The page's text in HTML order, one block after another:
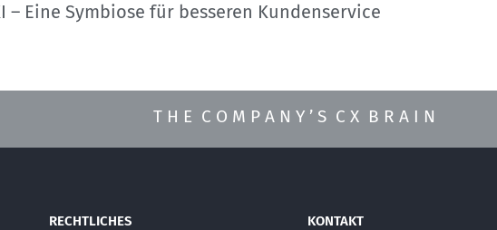
– Eine Symbiose für besseren Kundenservice
T H E C O M P A N Y ’ S C X B R A I N
RECHTLICHES KONTAKT